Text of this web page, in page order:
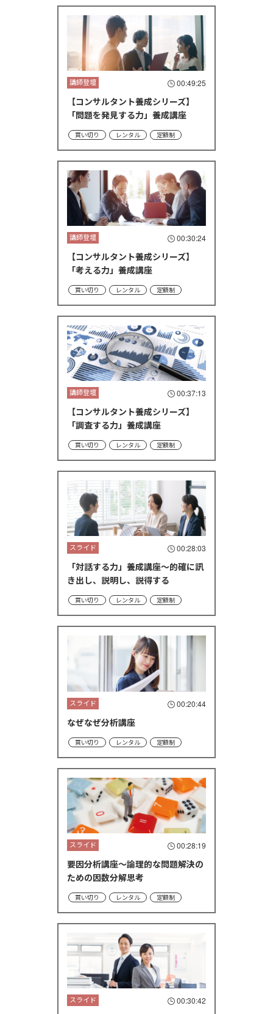
講師登壇 00:49:25
【コンサルタント養成シリーズ】
「問題を発見する力」養成講座
買い切り レンタル 定額制
講師登壇 00:30:24
【コンサルタント養成シリーズ】
「考える力」養成講座
買い切り レンタル 定額制
講師登壇 00:37:13
【コンサルタント養成シリーズ】
「調査する力」養成講座
買い切り レンタル 定額制
スライド 00:28:03
「対話する力」養成講座～的確に訊
き出し、説明し、説得する
買い切り レンタル 定額制
スライド 00:20:44
なぜなぜ分析講座
買い切り レンタル 定額制
スライド 00:28:19
要因分析講座～論理的な問題解決の
ための因数分解思考
買い切り レンタル 定額制
スライド 00:30:42